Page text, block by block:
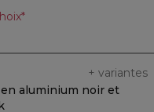
+ variantes
aluminium noir et